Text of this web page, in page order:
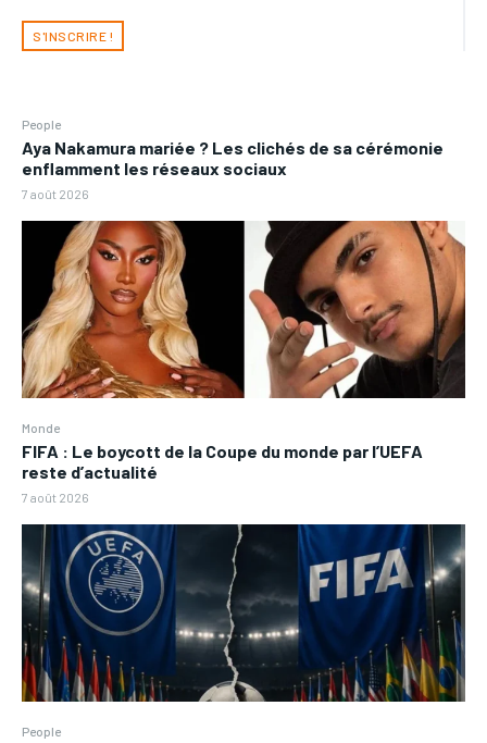
S'INSCRIRE !
People
Aya Nakamura mariée ? Les clichés de sa cérémonie
enflamment les réseaux sociaux
7 août 2026
Monde
FIFA : Le boycott de la Coupe du monde par l’UEFA
reste d’actualité
7 août 2026
People